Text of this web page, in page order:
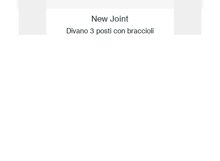
New Joint
Divano 3 posti con braccioli